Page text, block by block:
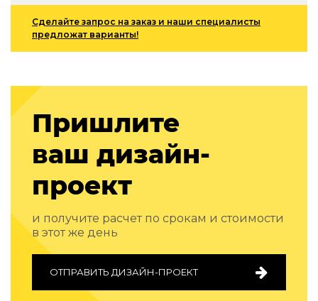
Уличная и садовая мебель
Фитнес и wellness-оборудование
Коллекции
ARTOPIA — Mid-Century
DAYZ — Ethno
Все коллекции мебели
Подбор, производство и комплектация по вашему
Декор
Для кухни
Предметы интерьера
Вентиляторы
Ковры
Сделайте запрос на заказ и наши специалисты
предложат варианты!
Пришлите
ваш дизайн-
проект
и получите расчет по срокам и стоимости
в этот же день
ОТПРАВИТЬ ДИЗАЙН-ПРОЕКТ